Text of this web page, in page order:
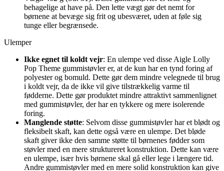
behagelige at have på. Den lette vægt gør det nemt for
børnene at bevæge sig frit og ubesværet, uden at føle sig
tunge eller begrænsede.
Ulemper
Ikke egnet til koldt vejr: En ulempe ved disse Aigle Lolly
Pop Theme gummistøvler er, at de kun har en tynd foring af
polyester og bomuld. Dette gør dem mindre velegnede til brug
i koldt vejr, da de ikke vil give tilstrækkelig varme til
fødderne. Dette gør produktet mindre attraktivt sammenlignet
med gummistøvler, der har en tykkere og mere isolerende
foring.
Manglende støtte: Selvom disse gummistøvler har et blødt og
fleksibelt skaft, kan dette også være en ulempe. Det bløde
skaft giver ikke den samme støtte til børnenes fødder som
støvler med en mere struktureret konstruktion. Dette kan være
en ulempe, især hvis børnene skal gå eller lege i længere tid.
Andre gummistøvler med en mere solid konstruktion kan give